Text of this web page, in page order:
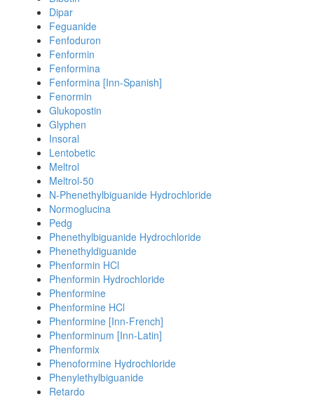
Dipar
Feguanide
Fenfoduron
Fenformin
Fenformina
Fenformina [Inn-Spanish]
Fenormin
Glukopostin
Glyphen
Insoral
Lentobetic
Meltrol
Meltrol-50
N-Phenethylbiguanide Hydrochloride
Normoglucina
Pedg
Phenethylbiguanide Hydrochloride
Phenethyldiguanide
Phenformin HCl
Phenformin Hydrochloride
Phenformine
Phenformine HCl
Phenformine [Inn-French]
Phenforminum [Inn-Latin]
Phenformix
Phenoformine Hydrochloride
Phenylethylbiguanide
Retardo